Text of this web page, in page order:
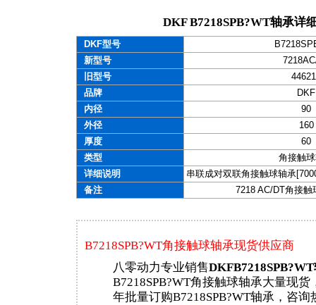
DKF B7218SPB?WT轴承详
DKF型号
新型号
旧型号
品牌
DKF
内径
90
外径
160
厚度
60
类型
角接触
详细说明
串联成对双联角接触球轴承
备注
7218 AC/DT角接触
B7218SPB?WT角接触球轴承现货供应商
八零动力专业销售
B7218SPB?WT角接触球轴承大量现货
年批量订购B7218SPB?WT轴承，咨询